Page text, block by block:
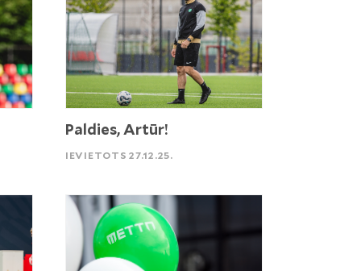
Paldies, Artūr!
IEVIETOTS 27.12.25.